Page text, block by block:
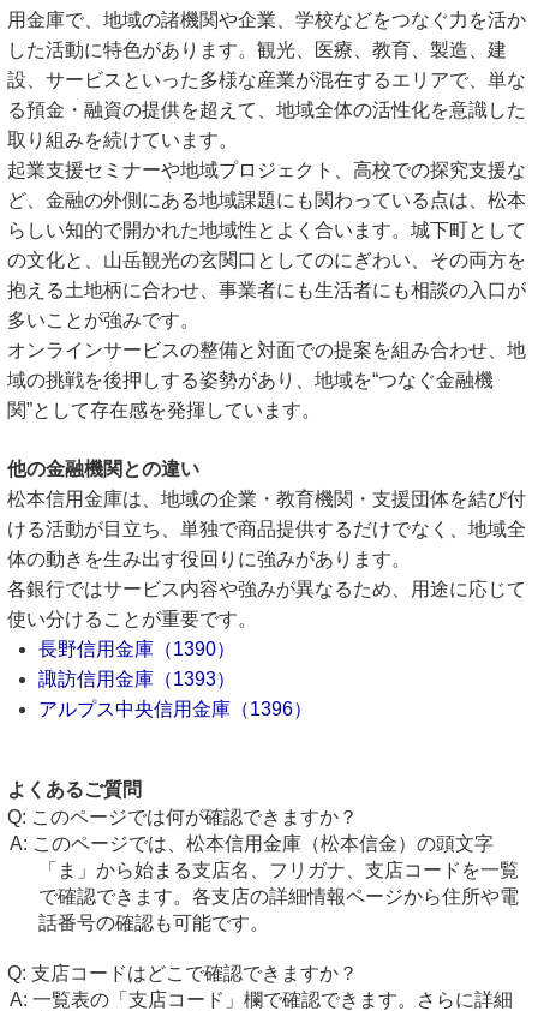
用金庫で、地域の諸機関や企業、学校などをつなぐ力を活か
した活動に特色があります。観光、医療、教育、製造、建
設、サービスといった多様な産業が混在するエリアで、単な
る預金・融資の提供を超えて、地域全体の活性化を意識した
取り組みを続けています。
起業支援セミナーや地域プロジェクト、高校での探究支援な
ど、金融の外側にある地域課題にも関わっている点は、松本
らしい知的で開かれた地域性とよく合います。城下町として
の文化と、山岳観光の玄関口としてのにぎわい、その両方を
抱える土地柄に合わせ、事業者にも生活者にも相談の入口が
多いことが強みです。
オンラインサービスの整備と対面での提案を組み合わせ、地
域の挑戦を後押しする姿勢があり、地域を“つなぐ金融機
関”として存在感を発揮しています。
他の金融機関との違い
松本信用金庫は、地域の企業・教育機関・支援団体を結び付
ける活動が目立ち、単独で商品提供するだけでなく、地域全
体の動きを生み出す役回りに強みがあります。
各銀行ではサービス内容や強みが異なるため、用途に応じて
使い分けることが重要です。
長野信用金庫（1390）
諏訪信用金庫（1393）
アルプス中央信用金庫（1396）
よくあるご質問
このページでは何が確認できますか？
このページでは、松本信用金庫（松本信金）の頭文字
「ま」から始まる支店名、フリガナ、支店コードを一覧
で確認できます。各支店の詳細情報ページから住所や電
話番号の確認も可能です。
支店コードはどこで確認できますか？
一覧表の「支店コード」欄で確認できます。さらに詳細